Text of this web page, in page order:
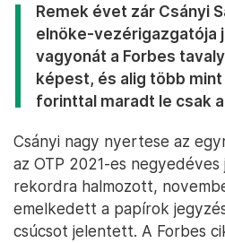
Remek évet zár Csányi
elnöke-vezérigazgatója
vagyonát a Forbes
képest, és alig több mint
forinttal maradt le csak
Csányi nagy nyertese az
az OTP 2021-es
rekordra halmozott,
emelkedett a papírok
csúcsot jelentett. A Forbes